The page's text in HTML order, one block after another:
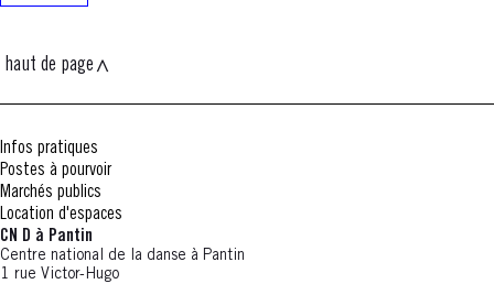
haut de page
Infos pratiques
Postes à pourvoir
Marchés publics
Location d'espaces
CN D à Pantin
Centre national de la danse à Pantin
1 rue Victor-Hugo